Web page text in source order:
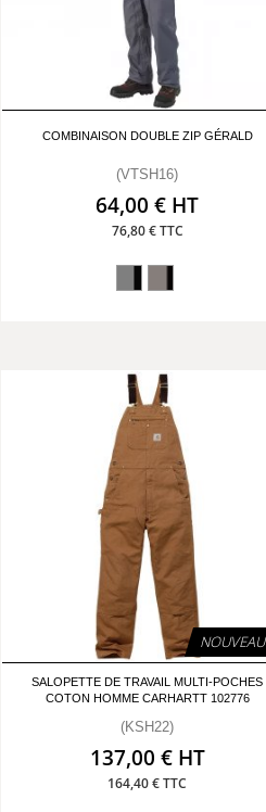
COMBINAISON DOUBLE ZIP GÉRALD
(VTSH16)
64,00 € HT
76,80 € TTC
NOUVEAU
SALOPETTE DE TRAVAIL MULTI-POCHES
COTON HOMME CARHARTT 102776
(KSH22)
137,00 € HT
164,40 € TTC